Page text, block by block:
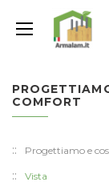
COMFORT
Progettiamo e
Vista